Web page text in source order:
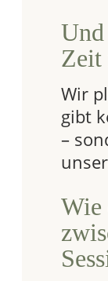
Zeit
Wir
gibt
–
Wie